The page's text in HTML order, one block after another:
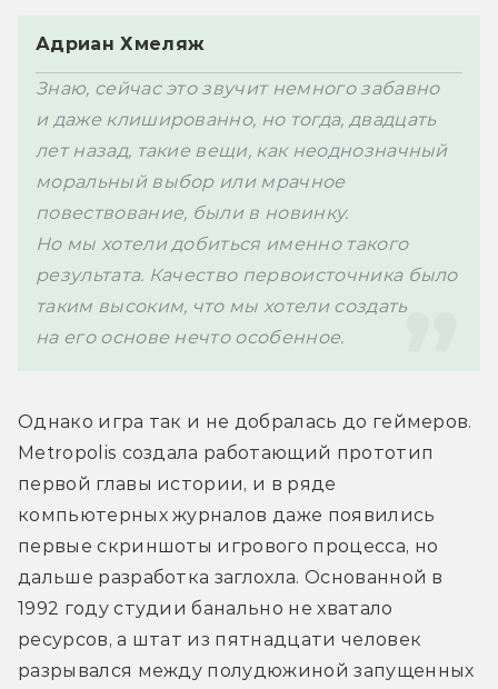
Адриан Хмеляж
Знаю, сейчас это звучит немного забавно
и даже клишированно, но тогда, двадцать
лет назад, такие вещи, как неоднозначный
моральный выбор или мрачное
повествование, были в новинку.
Но мы хотели добиться именно такого
результата. Качество первоисточника было
таким высоким, что мы хотели создать
на его основе нечто особенное.
Однако игра так и не добралась до геймеров.
Metropolis создала работающий прототип
первой главы истории, и в ряде
компьютерных журналов даже появились
первые скриншоты игрового процесса, но
дальше разработка заглохла. Основанной в
1992 году студии банально не хватало
ресурсов, а штат из пятнадцати человек
разрывался между полудюжиной запущенных